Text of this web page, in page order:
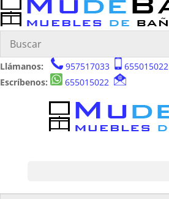
Llámanos: 957517033
655015022
Escríbenos:
655015022